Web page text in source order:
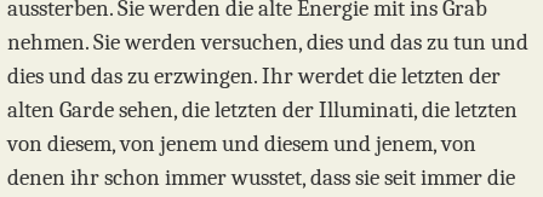
aussterben. Sie werden die alte Energie mit ins Grab
nehmen. Sie werden versuchen, dies und das zu tun und
dies und das zu erzwingen. Ihr werdet die letzten der
alten Garde sehen, die letzten der Illuminati, die letzten
von diesem, von jenem und diesem und jenem, von
denen ihr schon immer wusstet, dass sie seit immer die